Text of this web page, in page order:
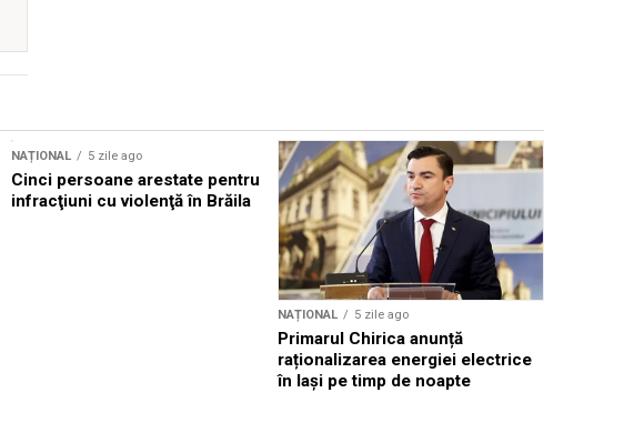
NAȚIONAL 5 zile ago
Cinci persoane arestate pentru
infracţiuni cu violenţă în Brăila
NAȚIONAL 5 zile ago
Primarul Chirica anunță
raționalizarea energiei electrice
în Iași pe timp de noapte